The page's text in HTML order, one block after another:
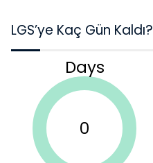
LGS’ye Kaç Gün Kaldı?
Days
0